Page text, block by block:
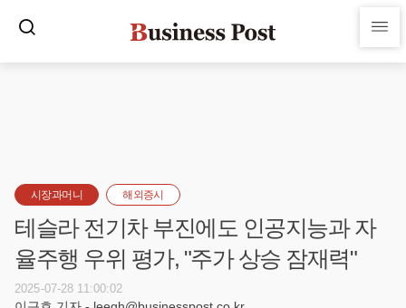
시장과머니 해외증시
테슬라 전기차 부진에도 인공지능과 자
율주행 우위 평가, "주가 상승 잠재력"
2025-07-28 11:00:02